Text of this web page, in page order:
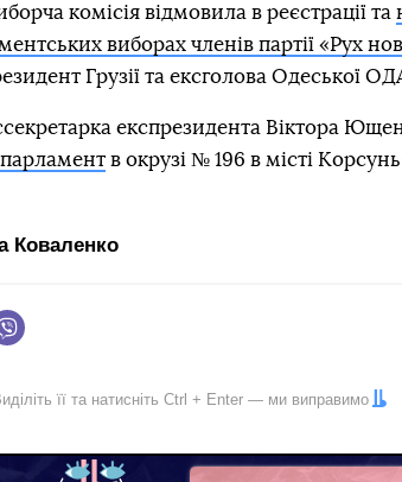
комісія відмовила в реєстрації та
виборах членів партії «Рух
Грузії та ексголова Одеської
експрезидента Віктора
парламентв окрузі № 196 в місті
Коваленко
її та натисніть Ctrl + Enter — ми виправимо